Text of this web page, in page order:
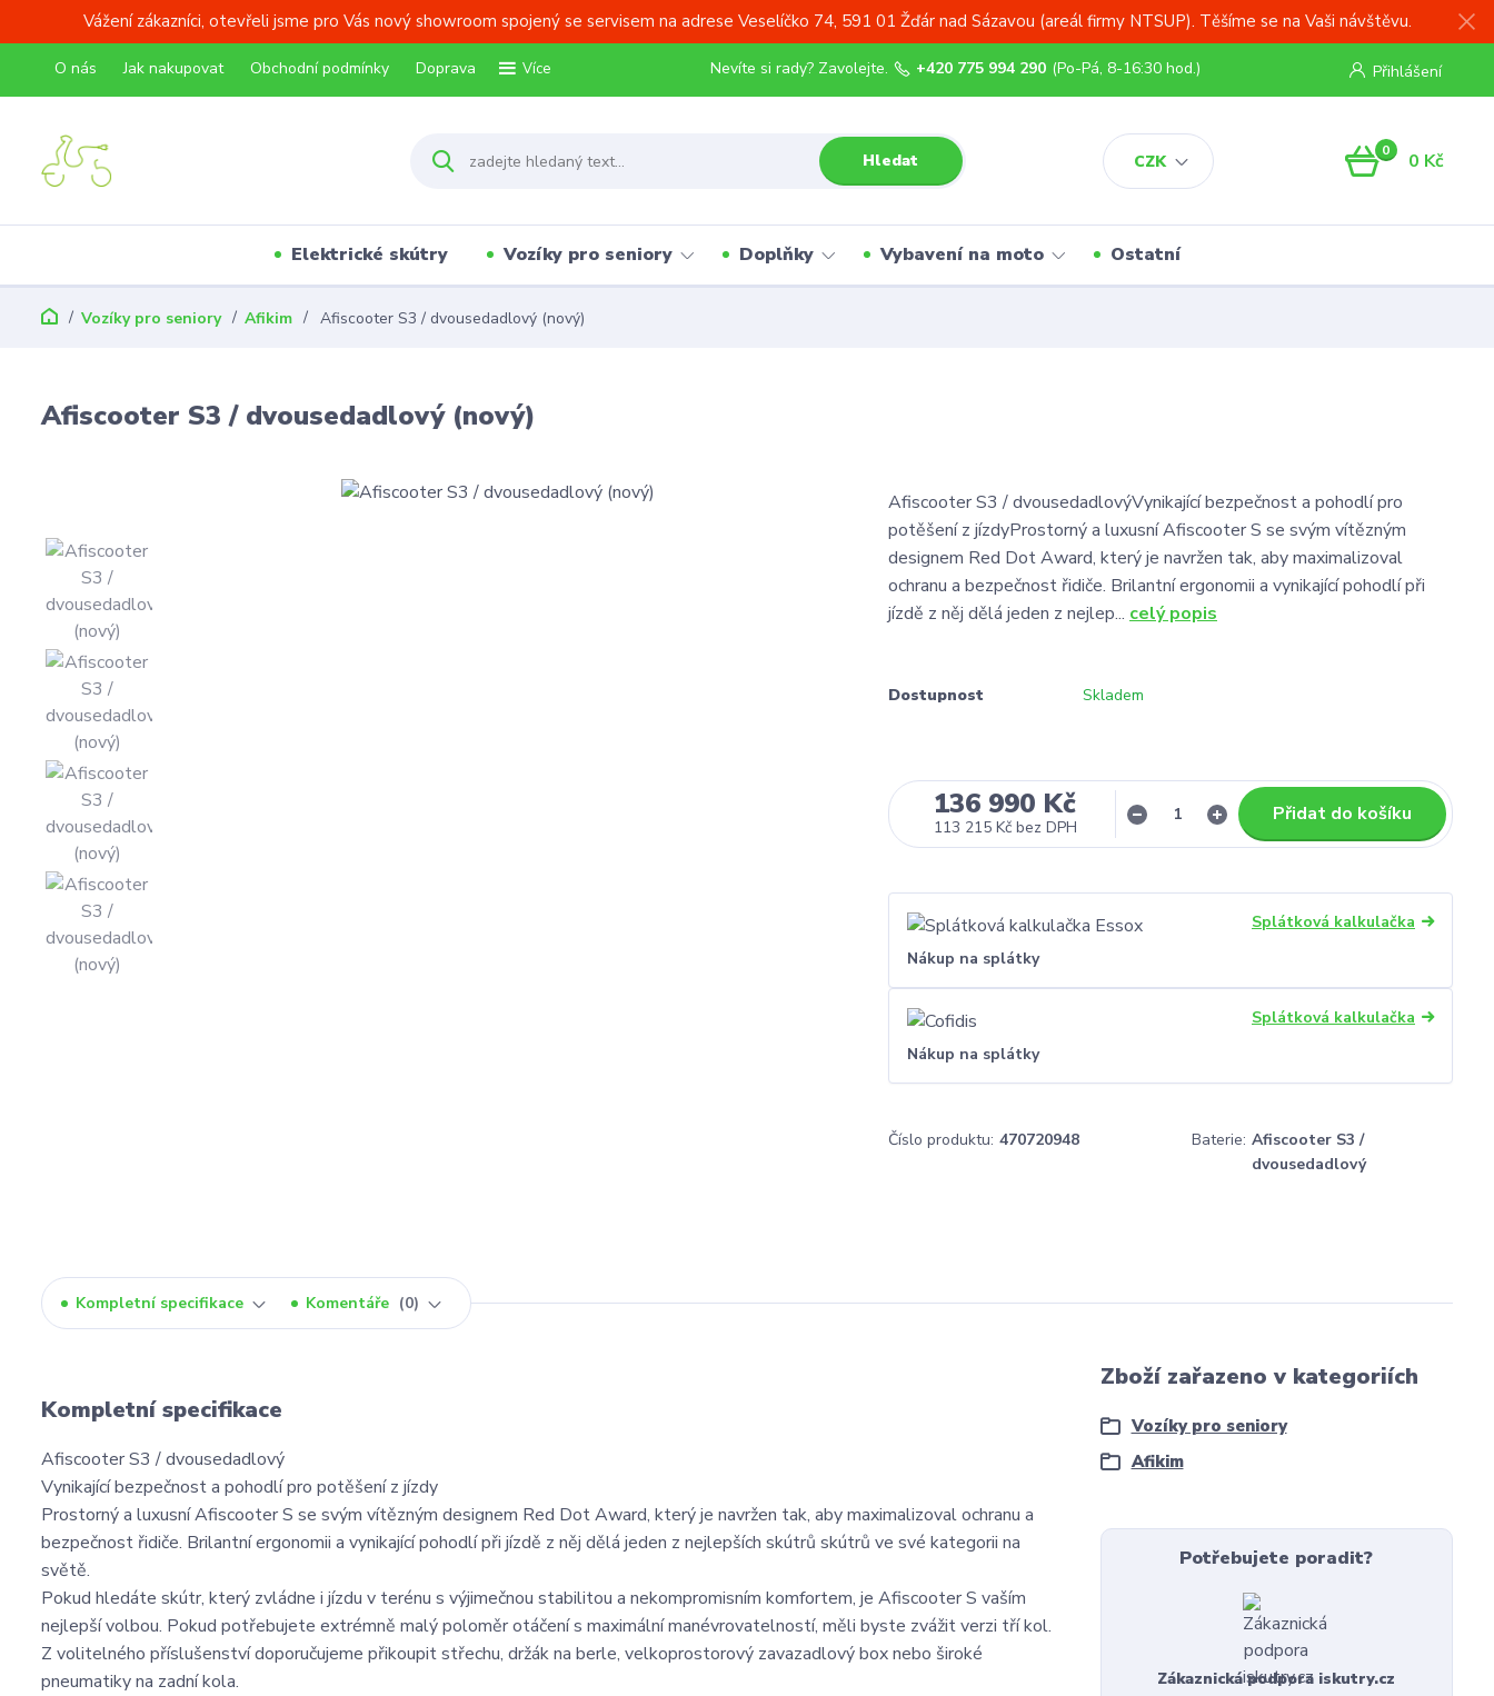
Vážení zákazníci, otevřeli jsme pro Vás nový showroom spojený se servisem na adrese Veselíčko 74, 591 01 Žďár nad Sázavou (areál firmy NTSUP). Těšíme se na Vaši návštěvu.
O nás Jak nakupovat Obchodní podmínky Doprava Více
CZK
Přihlášení
Hledat
Nevíte si rady? Zavolejte. +420 775 994 290 (Po-Pá, 8-16:30 hod.)
0 0 Kč
Elektrické skútry Vozíky pro seniory Doplňky Vybavení na moto Ostatní
Vozíky pro seniory Afikim Afiscooter S3 / dvousedadlový (nový)
Afiscooter S3 / dvousedadlový (nový)
Afiscooter S3 / dvousedadlovýVynikající bezpečnost a pohodlí pro
potěšení z jízdyProstorný a luxusní Afiscooter S se svým vítězným
designem Red Dot Award, který je navržen tak, aby maximalizoval
ochranu a bezpečnost řidiče. Brilantní ergonomii a vynikající pohodlí při
jízdě z něj dělá jeden z nejlep... celý popis
Dostupnost Skladem
136 990 Kč
113 215 Kč bez DPH
Přidat do košíku
Splátková kalkulačka
Nákup na splátky
Splátková kalkulačka
Nákup na splátky
Číslo produktu: 470720948 Baterie: Afiscooter S3 /
dvousedadlový
Kompletní specifikace Komentáře 0
Kompletní specifikace
Afiscooter S3 / dvousedadlový
Vynikající bezpečnost a pohodlí pro potěšení z jízdy
Prostorný a luxusní Afiscooter S se svým vítězným designem Red Dot Award, který je navržen tak, aby maximalizoval ochranu a
bezpečnost řidiče. Brilantní ergonomii a vynikající pohodlí při jízdě z něj dělá jeden z nejlepších skútrů skútrů ve své kategorii na
světě.
Pokud hledáte skútr, který zvládne i jízdu v terénu s výjimečnou stabilitou a nekompromisním komfortem, je Afiscooter S vaším
nejlepší volbou. Pokud potřebujete extrémně malý poloměr otáčení s maximální manévrovatelností, měli byste zvážit verzi tří kol.
Z volitelného příslušenství doporučujeme přikoupit střechu, držák na berle, velkoprostorový zavazadlový box nebo široké
pneumatiky na zadní kola.
Zboží zařazeno v kategoriích
Vozíky pro seniory
Afikim
Potřebujete poradit?
Zákaznická podpora iskutry.cz